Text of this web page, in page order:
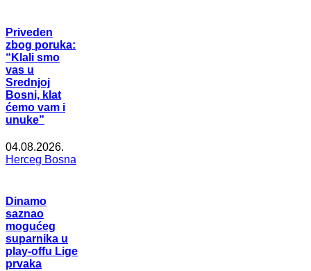
Priveden
zbog poruka:
“Klali smo
vas u
Srednjoj
Bosni, klat
ćemo vam i
unuke”
04.08.2026.
Herceg Bosna
Dinamo
saznao
mogućeg
suparnika u
play-offu Lige
prvaka